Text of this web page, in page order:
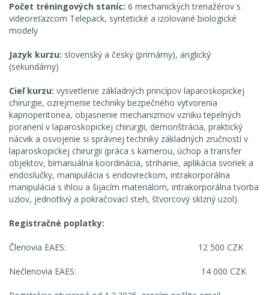
Počet tréningových staníc: 6 mechanických trenažérov s
videoreťazcom Telepack, syntetické a izolované biologické
modely
Jazyk kurzu: slovenský a český (primárny), anglický
(sekundárny)
Cieľ kurzu: vysvetlenie základných princípov laparoskopickej
chirurgie, ozrejmenie techniky bezpečného vytvorenia
kapnoperitonea, objasnenie mechanizmov vzniku tepelných
poranení v laparoskopickej chirurgii, demonštrácia, praktický
nácvik a osvojenie si správnej techniky základných zručností v
laparoskopickej chirurgii (práca s kamerou, úchop a transfer
objektov, bimanuálna koordinácia, strihanie, aplikácia svoriek a
endoslučky, manipulácia s endovreckom, intrakorporálna
manipulácia s ihlou a šijacím materiálom, intrakorporálna tvorba
uzlov, jednotlivý a pokračovací steh, štvorcový sklzný uzol).
Registračné poplatky:
Členovia EAES: 12 500 CZK
Nečlenovia EAES: 14 000 CZK